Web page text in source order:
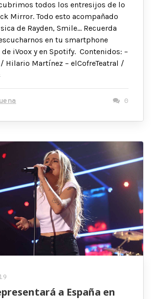
todos los entresijos de lo
Mirror. Todo esto acompañado
de Rayden, Smile… Recuerda
en tu smartphone
iVoox y en Spotify. Contenidos: –
Hilario Martínez – elCofreTeatral /
0
a España en